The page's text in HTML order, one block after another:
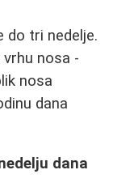
do tri nedelje.
nosa -
nosa
dana
dana